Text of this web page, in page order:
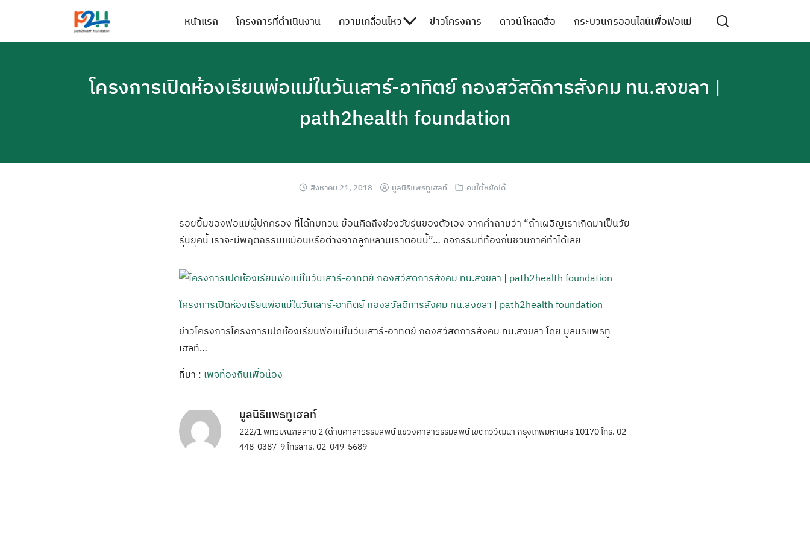
หน้าแรก โครงการที่ดำเนินงาน ความเคลื่อนไหว ข่าวโครงการ ดาวน์โหลดสื่อ กระบวนกรออนไลน์เพื่อพ่อแม่
โครงการเปิดห้องเรียนพ่อแม่ในวันเสาร์-อาทิตย์ กองสวัสดิการสังคม ทน.สงขลา |
path2health foundation
สิงหาคม 21, 2018 มูลนิธิแพธทูเฮลท์ คนใต้หยัดได้
รอยยิ้มของพ่อแม่ผู้ปกครอง ที่ได้ทบทวน ย้อนคิดถึงช่วงวัยรุ่นของตัวเอง จากคำถามว่า “ถ้าเผอิญเราเกิดมาเป็นวัย
รุ่นยุคนี้ เราจะมีพฤติกรรมเหมือนหรือต่างจากลูกหลานเราตอนนี้”… กิจกรรมที่ท้องถิ่นชวนภาคีทำได้เลย
โครงการเปิดห้องเรียนพ่อแม่ในวันเสาร์-อาทิตย์ กองสวัสดิการสังคม ทน.สงขลา | path2health foundation
ข่าวโครงการโครงการเปิดห้องเรียนพ่อแม่ในวันเสาร์-อาทิตย์ กองสวัสดิการสังคม ทน.สงขลา โดย มูลนิธิแพธทู
เฮลท์…
ที่มา : เพจท้องถิ่นเพื่อน้อง
มูลนิธิแพธทูเฮลท์
222/1 พุทธมณฑลสาย 2 (ด้านศาลาธรรมสพน์ แขวงศาลาธรรมสพน์ เขตทวีวัฒนา กรุงเทพมหานคร 10170 โทร. 02-
448-0387-9 โทรสาร. 02-049-5689